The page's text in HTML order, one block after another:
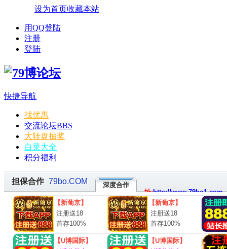
设为首页收藏本站
用QQ登陆
注册
登陆
快捷导航
找优惠
交流论坛BBS
大转盘抽奖
白菜大全
积分福利